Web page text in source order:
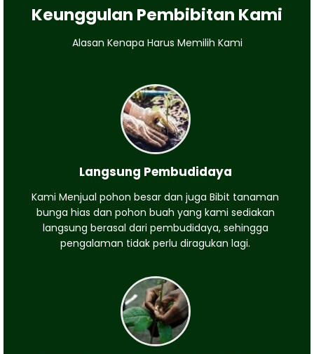
Keunggulan Pembibitan Kami
Alasan Kenapa Harus Memilih Kami
Langsung Pembudidaya
Kami Menjual pohon besar dan juga Bibit tanaman
bunga hias dan pohon buah yang kami sediakan
langsung berasal dari pembudidaya, sehingga
pengalaman tidak perlu diragukan lagi.